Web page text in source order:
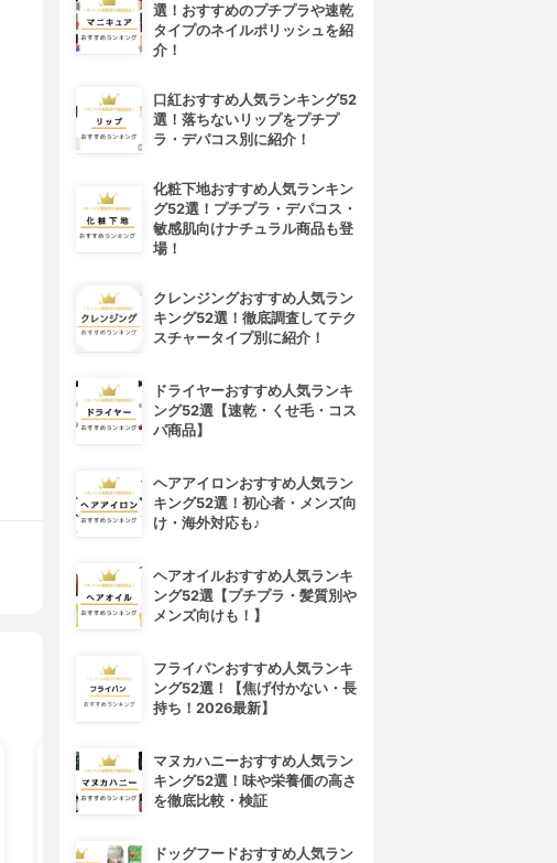
4位
選！おすすめのプチプラや速乾
タイプのネイルポリッシュを紹
介！
口紅おすすめ人気ランキング52
選！落ちないリップをプチプ
ラ・デパコス別に紹介！
化粧下地おすすめ人気ランキン
グ52選！プチプラ・デパコス・
敏感肌向けナチュラル商品も登
場！
クレンジングおすすめ人気ラン
キング52選！徹底調査してテク
スチャータイプ別に紹介！
ドライヤーおすすめ人気ランキ
ング52選【速乾・くせ毛・コス
パ商品】
ヘアアイロンおすすめ人気ラン
キング52選！初心者・メンズ向
け・海外対応も♪
ヘアオイルおすすめ人気ランキ
ング52選【プチプラ・髪質別や
メンズ向けも！】
フライパンおすすめ人気ランキ
ング52選！【焦げ付かない・長
持ち！2026最新】
マヌカハニーおすすめ人気ラン
キング52選！味や栄養価の高さ
を徹底比較・検証
ドッグフードおすすめ人気ラン